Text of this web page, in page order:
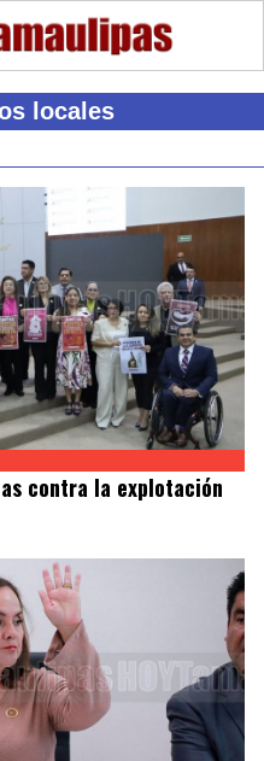
locales
contra la explotación